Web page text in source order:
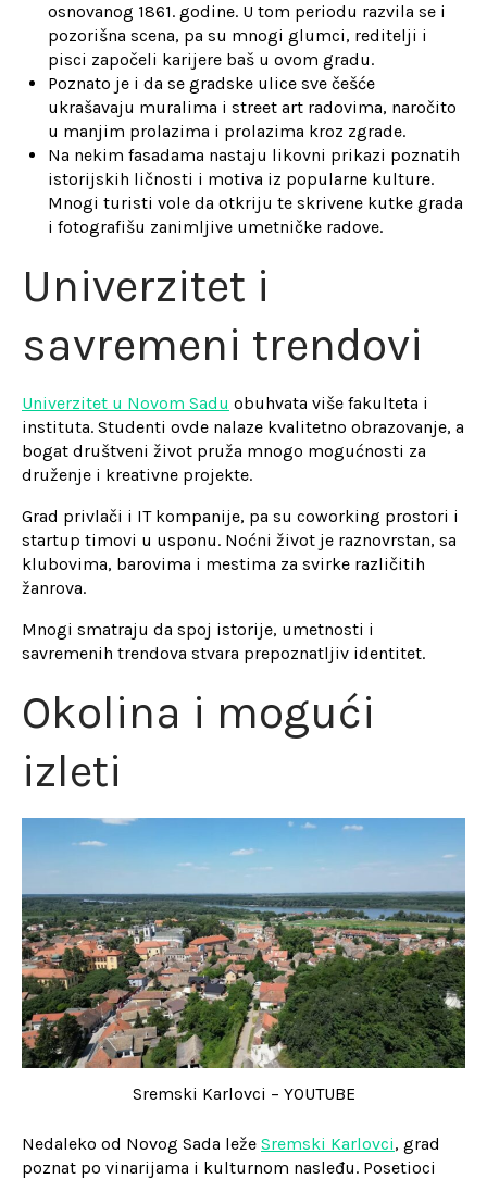
osnovanog 1861. godine. U tom periodu razvila se i
pozorišna scena, pa su mnogi glumci, reditelji i
pisci započeli karijere baš u ovom gradu.
Poznato je i da se gradske ulice sve češće
ukrašavaju muralima i street art radovima, naročito
u manjim prolazima i prolazima kroz zgrade.
Na nekim fasadama nastaju likovni prikazi poznatih
istorijskih ličnosti i motiva iz popularne kulture.
Mnogi turisti vole da otkriju te skrivene kutke grada
i fotografišu zanimljive umetničke radove.
Univerzitet i
savremeni trendovi
Univerzitet u Novom Sadu obuhvata više fakulteta i
instituta. Studenti ovde nalaze kvalitetno obrazovanje, a
bogat društveni život pruža mnogo mogućnosti za
druženje i kreativne projekte.
Grad privlači i IT kompanije, pa su coworking prostori i
startup timovi u usponu. Noćni život je raznovrstan, sa
klubovima, barovima i mestima za svirke različitih
žanrova.
Mnogi smatraju da spoj istorije, umetnosti i
savremenih trendova stvara prepoznatljiv identitet.
Okolina i mogući
izleti
Sremski Karlovci – YOUTUBE
Nedaleko od Novog Sada leže Sremski Karlovci, grad
poznat po vinarijama i kulturnom nasleđu. Posetioci